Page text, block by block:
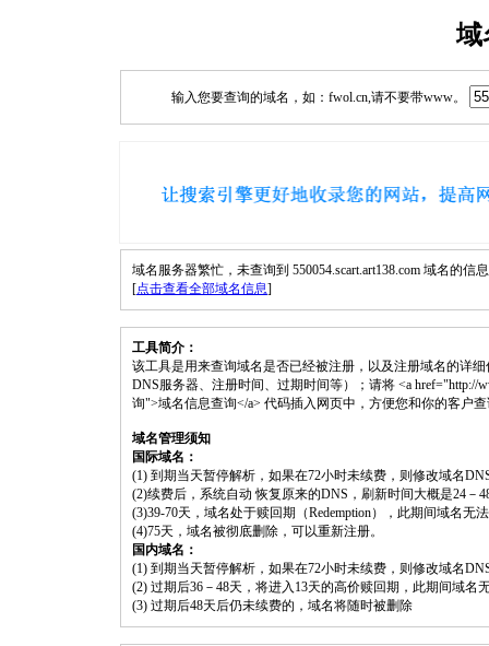
域
输入您要查询的域名，如：fwol.cn,请不要带www。
域名服务器繁忙，未查询到 550054.scart.art138.com 域名的信
[点击查看全部域名信息]
工具简介：
该工具是用来查询域名是否已经被注册，以及注册域名的详
DNS服务器、注册时间、过期时间等）；请将 <a href="http://
询">域名信息查询</a> 代码插入网页中，方便您和你的客户
域名管理须知
国际域名：
(1) 到期当天暂停解析，如果在72小时未续费，则修改域名
(2)续费后，系统自动 恢复原来的DNS，刷新时间大概是24－
(3)39-70天，域名处于赎回期（Redemption），此期间域名无
(4)75天，域名被彻底删除，可以重新注册。
国内域名：
(1) 到期当天暂停解析，如果在72小时未续费，则修改域名
(2) 过期后36－48天，将进入13天的高价赎回期，此期间域名
(3) 过期后48天后仍未续费的，域名将随时被删除